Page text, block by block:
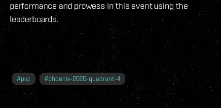
performance and prowess in this event using the
leaderboards.
#pvp #phoenix-2020-quadrant-4